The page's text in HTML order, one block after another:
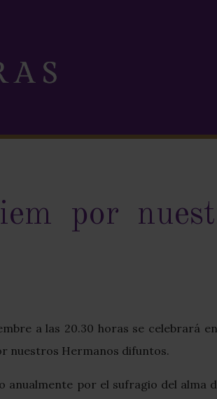
por
a las 20.30 horas se celebrará
nuestros Hermanos difuntos.
anualmente por el sufragio del alma